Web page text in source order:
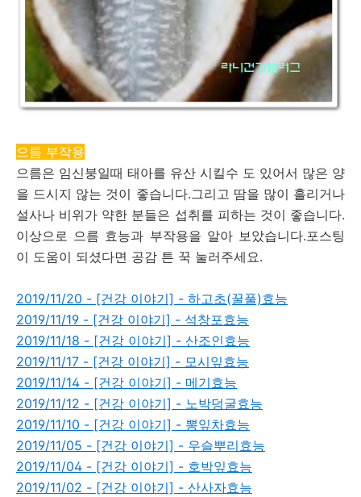
으름 부작용
으름은 임신붕일때 태아를 유산 시킬수 도 있어서 많은 양
을 드시지 않는 것이 좋습니다.그리고 땀을 많이 흘리거나
설사나 비위가 약한 분들은 섭취를 피하는 것이 좋습니다.
이상으로 으름 효능과 부작용을 알아 보았습니다.포스팅
이 도움이 되셨다면 공감 튼 꾹 눌러주세요.
2019/11/20 - [건강 이야기] - 하고초(꿀풀)효능
2019/11/19 - [건강 이야기] - 석창포효능
2019/11/18 - [건강 이야기] - 산조인효능
2019/11/17 - [건강 이야기] - 모시잎효능
2019/11/14 - [건강 이야기] - 메기효능
2019/11/12 - [건강 이야기] - 노박덩굴효능
2019/11/10 - [건강 이야기] - 뽕잎차효능
2019/11/05 - [건강 이야기] - 우슬뿌리효능
2019/11/04 - [건강 이야기] - 호박잎효능
2019/11/02 - [건강 이야기] - 산사자효능